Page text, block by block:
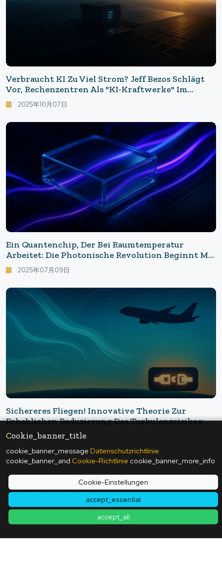
Cookie_banner_title
cookie_banner_message Datenschutzrichtlinie
cookie_banner_and Cookie-Richtlinie cookie_banner_more_info
Cookie-Einstellungen
accept_essential
accept_all
Verbraucht KI Zu Viel Strom? Jeff Bezos Schlägt
Vor, Rechenzentren Als "KI-Kraftwerke" Im
Weltraum Zu Nutzen.
2025年10月07日
Ein Quantenchip, Der Bei Raumtemperatur
Arbeitet: Die Photonische Revolution Beginnt Mit
Glas2025年07月09日
Sichereres Fliegen! Innovative Theorie Zur
Erheblichen Reduzierung Des Turbulenzrisikos:
Neue Theorie Zur Lösung Von Turbulenzen Und
Die Realität Vor Ort
2025年09月27日
Zurück zur Artikelliste